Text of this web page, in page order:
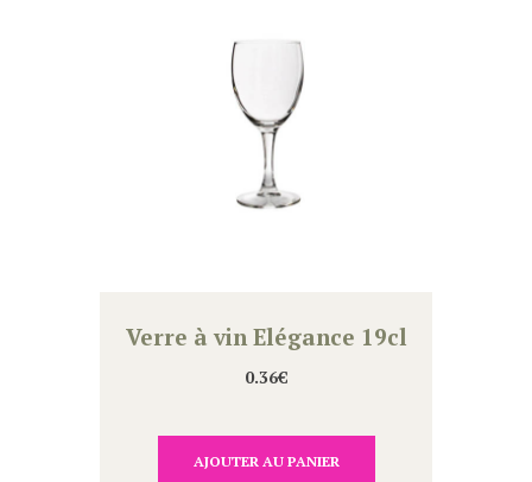
Verre à vin Elégance 19cl
0.36€
AJOUTER AU PANIER